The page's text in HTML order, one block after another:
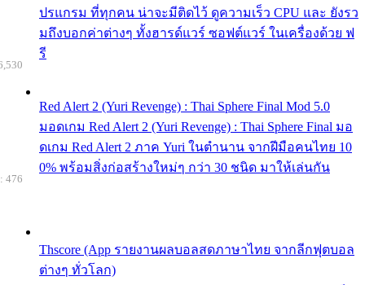
ปรแกรม ที่ทุกคน น่าจะมีติดไว้ ดูความเร็ว CPU และ ยังรว
มถึงบอกค่าต่างๆ ทั้งฮารด์แวร์ ซอฟต์แวร์ ในเครื่องด้วย ฟ
รี
Red Alert 2 (Yuri Revenge) : Thai Sphere Final Mod 5.0
มอดเกม Red Alert 2 (Yuri Revenge) : Thai Sphere Final มอ
ดเกม Red Alert 2 ภาค Yuri ในตำนาน จากฝีมือคนไทย 10
0% พร้อมสิ่งก่อสร้างใหม่ๆ กว่า 30 ชนิด มาให้เล่นกัน
Thscore (App รายงานผลบอลสดภาษาไทย จากลีกฟุตบอล
ต่างๆ ทั่วโลก)
476